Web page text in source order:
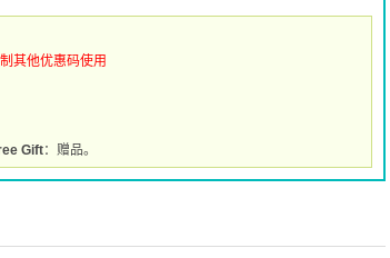
其他优惠码使用
Gift：赠品。